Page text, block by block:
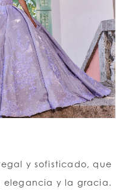
y sofisticado, que
elegancia y la gracia.